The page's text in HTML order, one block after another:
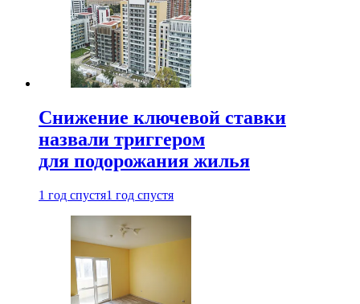
Снижение ключевой ставки
назвали триггером
для подорожания жилья
1 год спустя1 год спустя